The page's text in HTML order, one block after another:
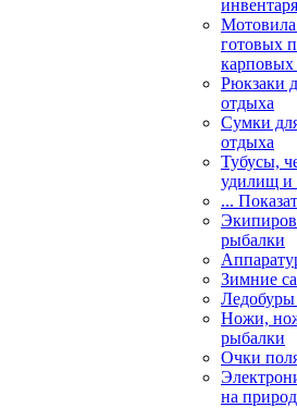
готовых
карповых
Рюкзаки
отдыха
Сумки
отдыха
Тубусы,
удилищ и
...
рыбалки
Зимние
Ножи,
рыбалки
Очки
на